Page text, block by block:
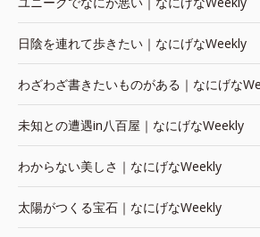
日陰を連れて歩きたい｜なにげなWeekly
わざわざ書きたいものがある｜なにげな
未知との遭遇in八百屋｜なにげなWeekly
わからない美しさ｜なにげなWeekly
太陽がつくる宝石｜なにげなWeekly